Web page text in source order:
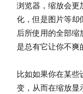
浏览器，缩放会更
化，但是图片等
后所使用的全部
是总有它让你不
比如如果你在某
变，从而在缩放显